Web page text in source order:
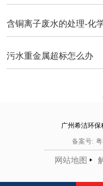
含铜离子废水的处理-化
污水重金属超标怎么办
广州希洁环保
备案号:
网站地图